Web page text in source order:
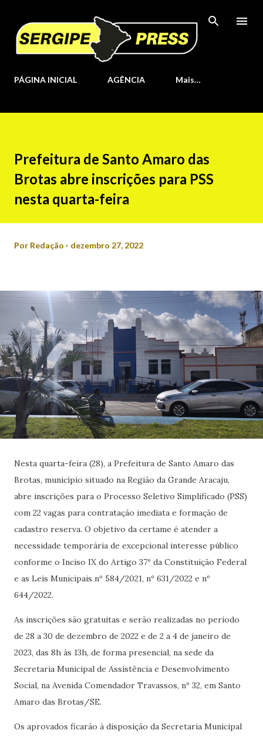
Pular para o conteúdo principal
PÁGINA INICIAL AGÊNCIA Mais…
Prefeitura de Santo Amaro das
Brotas abre inscrições para PSS
nesta quarta-feira
Por Redação dezembro 27, 2022
Nesta quarta-feira (28), a Prefeitura de Santo Amaro das
Brotas, município situado na Região da Grande Aracaju,
abre inscrições para o Processo Seletivo Simplificado (PSS)
com 22 vagas para contratação imediata e formação de
cadastro reserva. O objetivo da certame é atender a
necessidade temporária de excepcional interesse público
conforme o Inciso IX do Artigo 37º da Constituição Federal
e as Leis Municipais nº 584/2021, nº 631/2022 e nº
644/2022.
As inscrições são gratuitas e serão realizadas no período
de 28 a 30 de dezembro de 2022 e de 2 a 4 de janeiro de
2023, das 8h às 13h, de forma presencial, na sede da
Secretaria Municipal de Assistência e Desenvolvimento
Social, na Avenida Comendador Travassos, nº 32, em Santo
Amaro das Brotas/SE.
Os aprovados ficarão à disposição da Secretaria Municipal